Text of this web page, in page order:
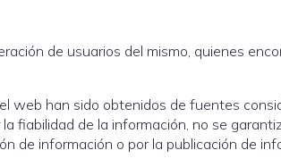
de usuarios del mismo, quienes
web han sido obtenidos de fuentes
fiabilidad de la información, no se
de información o por la publicación de